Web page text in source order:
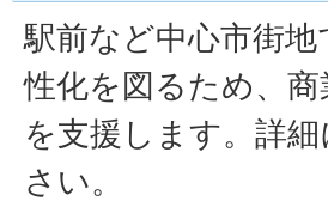
駅前など中心市街
性化を図るため、
を支援します。詳
さい。